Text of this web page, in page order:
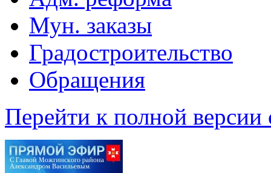
Мун. заказы
Градостроительство
Обращения
Перейти к полной версии